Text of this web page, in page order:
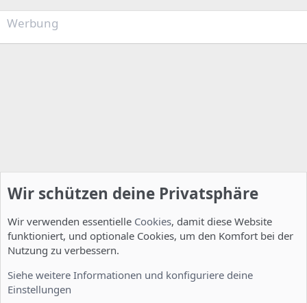
Werbung
Wir schützen deine Privatsphäre
Wir verwenden essentielle Cookies, damit diese Website
funktioniert, und optionale Cookies, um den Komfort bei der
Nutzung zu verbessern.
Siehe weitere Informationen und konfiguriere deine
Einstellungen